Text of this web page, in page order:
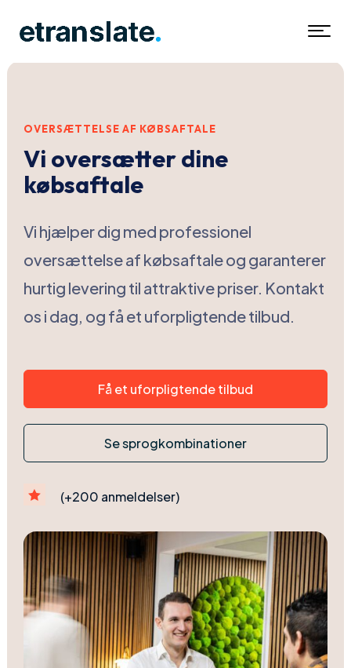
OVERSÆTTELSE AF KØBSAFTALE
Vi oversætter dine
købsaftale
Vi hjælper dig med professionel
oversættelse af købsaftale og garanterer
hurtig levering til attraktive priser. Kontakt
os i dag, og få et uforpligtende tilbud.
Få et uforpligtende tilbud
Se sprogkombinationer
 (+200 anmeldelser)